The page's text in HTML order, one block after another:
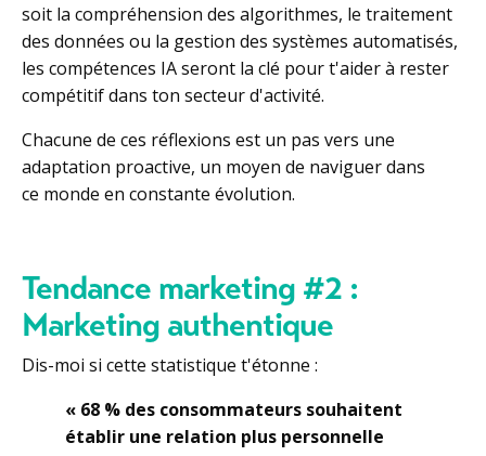
soit la compréhension des algorithmes, le traitement
des données ou la gestion des systèmes automatisés,
les compétences IA seront la clé pour t'aider à rester
compétitif dans ton secteur d'activité.
Chacune de ces réflexions est un pas vers une
adaptation proactive, un moyen de naviguer dans
ce monde en constante évolution.
Tendance marketing #2 :
Marketing authentique
Dis-moi si cette statistique t'étonne :
« 68 % des consommateurs souhaitent
établir une relation plus personnelle